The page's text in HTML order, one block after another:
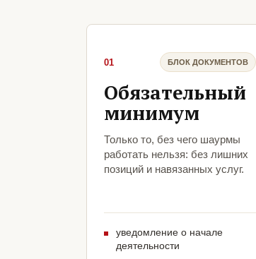
01 БЛОК ДОКУМЕНТОВ
Обязательный
минимум
Только то, без чего шаурмы
работать нельзя: без лишних
позиций и навязанных услуг.
уведомление о начале
деятельности